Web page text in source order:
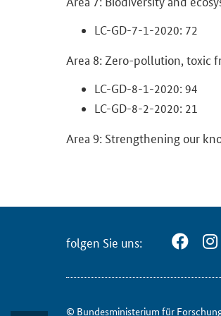
LC-​GD-7-1-2020: 72
Area 8: Zero-​pollution, toxic
LC-​GD-8-1-2020: 94
LC-​GD-8-2-2020: 21
Area 9: Streng­t­he­ning our
fol­gen Sie uns:
© Bun­des­mi­nis­te­ri­um für